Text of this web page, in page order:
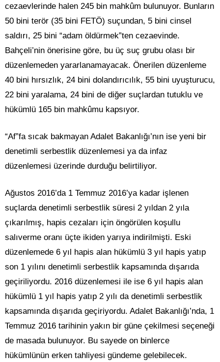
cezaevlerinde halen 245 bin mahkûm bulunuyor. Bunların
50 bini terör (35 bini FETÖ) suçundan, 5 bini cinsel
saldırı, 25 bini “adam öldürmek”ten cezaevinde.
Bahçeli’nin önerisine göre, bu üç suç grubu olası bir
düzenlemeden yararlanamayacak. Önerilen düzenleme
40 bini hırsızlık, 24 bini dolandırıcılık, 55 bini uyuşturucu,
22 bini yaralama, 24 bini de diğer suçlardan tutuklu ve
hükümlü 165 bin mahkûmu kapsıyor.
“Af”fa sıcak bakmayan Adalet Bakanlığı’nın ise yeni bir
denetimli serbestlik düzenlemesi ya da infaz
düzenlemesi üzerinde durduğu belirtiliyor.
Ağustos 2016’da 1 Temmuz 2016’ya kadar işlenen
suçlarda denetimli serbestlik süresi 2 yıldan 2 yıla
çıkarılmış, hapis cezaları için öngörülen koşullu
salıverme oranı üçte ikiden yarıya indirilmişti. Eski
düzenlemede 6 yıl hapis alan hükümlü 3 yıl hapis yatıp
son 1 yılını denetimli serbestlik kapsamında dışarıda
geçiriliyordu. 2016 düzenlemesi ile ise 6 yıl hapis alan
hükümlü 1 yıl hapis yatıp 2 yılı da denetimli serbestlik
kapsamında dışarıda geçiriyordu. Adalet Bakanlığı’nda, 1
Temmuz 2016 tarihinin yakın bir güne çekilmesi seçeneği
de masada bulunuyor. Bu sayede on binlerce
hükümlünün erken tahliyesi gündeme gelebilecek.